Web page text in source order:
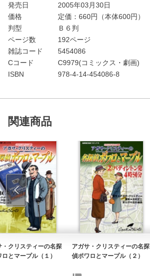
発売日
2005年03月30日
価格
定価： 660円（本体600円）
判型
Ｂ６判
ページ数
192ページ
雑誌コード
5454086
Cコード
C9979(コミックス・劇画)
ISBN
978-4-14-454086-8
関連商品
・クリスティーの名探
とマープル（１）
アガサ・クリスティーの名探
偵ポワロとマープル（２）